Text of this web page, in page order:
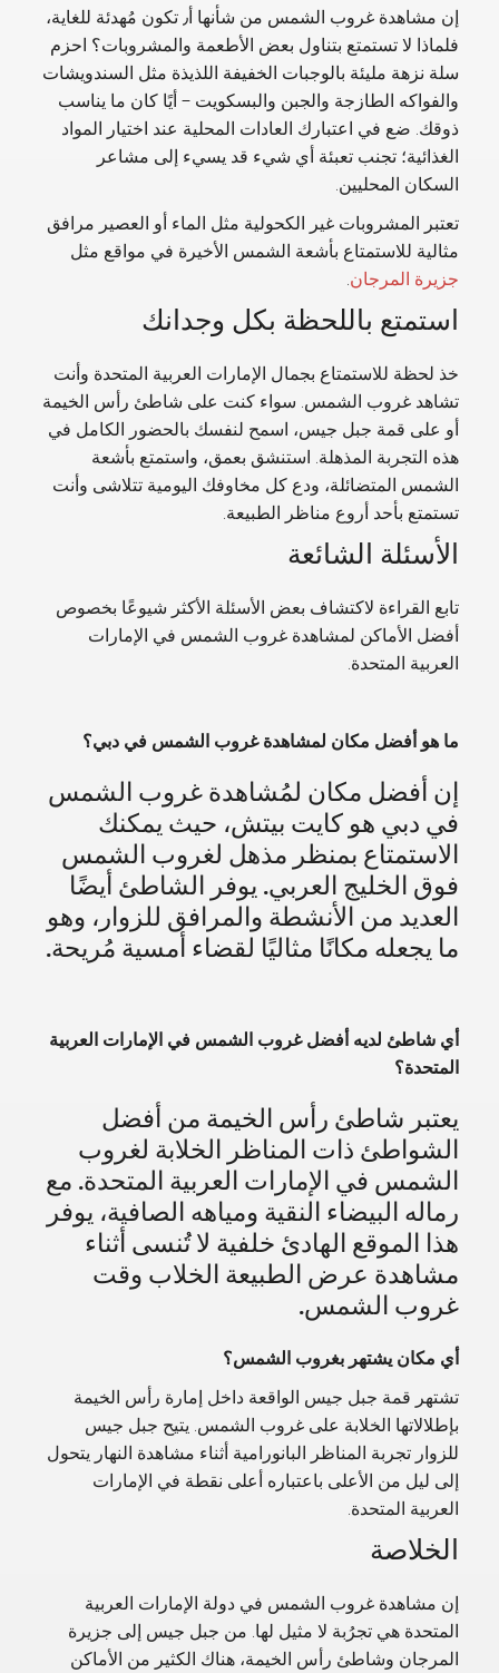
إن مشاهدة غروب الشمس من شأنها أ٫ تكون مُهدئة للغاية،
فلماذا لا تستمتع بتناول بعض الأطعمة والمشروبات؟ احزم
سلة نزهة مليئة بالوجبات الخفيفة اللذيذة مثل السندويشات
والفواكه الطازجة والجبن والبسكويت – أيًا كان ما يناسب
ذوقك. ضع في اعتبارك العادات المحلية عند اختيار المواد
الغذائية؛ تجنب تعبئة أي شيء قد يسيء إلى مشاعر
السكان المحليين.
تعتبر المشروبات غير الكحولية مثل الماء أو العصير مرافق
مثالية للاستمتاع بأشعة الشمس الأخيرة في مواقع مثل
جزيرة المرجان.
استمتع باللحظة بكل وجدانك
خذ لحظة للاستمتاع بجمال الإمارات العربية المتحدة وأنت
تشاهد غروب الشمس. سواء كنت على شاطئ رأس الخيمة
أو على قمة جبل جيس، اسمح لنفسك بالحضور الكامل في
هذه التجربة المذهلة. استنشق بعمق، واستمتع بأشعة
الشمس المتضائلة، ودع كل مخاوفك اليومية تتلاشى وأنت
تستمتع بأحد أروع مناظر الطبيعة.
الأسئلة الشائعة
تابع القراءة لاكتشاف بعض الأسئلة الأكثر شيوعًا بخصوص
أفضل الأماكن لمشاهدة غروب الشمس في الإمارات
العربية المتحدة.
ما هو أفضل مكان لمشاهدة غروب الشمس في دبي؟
إن أفضل مكان لمُشاهدة غروب الشمس
في دبي هو كايت بيتش، حيث يمكنك
الاستمتاع بمنظر مذهل لغروب الشمس
فوق الخليج العربي. يوفر الشاطئ أيضًا
العديد من الأنشطة والمرافق للزوار، وهو
ما يجعله مكانًا مثاليًا لقضاء أمسية مُريحة.
أي شاطئ لديه أفضل غروب الشمس في الإمارات العربية
المتحدة؟
يعتبر شاطئ رأس الخيمة من أفضل
الشواطئ ذات المناظر الخلابة لغروب
الشمس في الإمارات العربية المتحدة. مع
رماله البيضاء النقية ومياهه الصافية، يوفر
هذا الموقع الهادئ خلفية لا تُنسى أثناء
مشاهدة عرض الطبيعة الخلاب وقت
غروب الشمس.
أي مكان يشتهر بغروب الشمس؟
تشتهر قمة جبل جيس الواقعة داخل إمارة رأس الخيمة
بإطلالاتها الخلابة على غروب الشمس. يتيح جبل جيس
للزوار تجربة المناظر البانورامية أثناء مشاهدة النهار يتحول
إلى ليل من الأعلى باعتباره أعلى نقطة في الإمارات
العربية المتحدة.
الخلاصة
إن مشاهدة غروب الشمس في دولة الإمارات العربية
المتحدة هي تجرُبة لا مثيل لها. من جبل جيس إلى جزيرة
المرجان وشاطئ رأس الخيمة، هناك الكثير من الأماكن